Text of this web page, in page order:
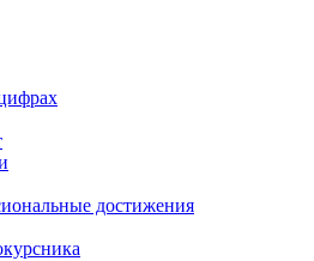
достижения